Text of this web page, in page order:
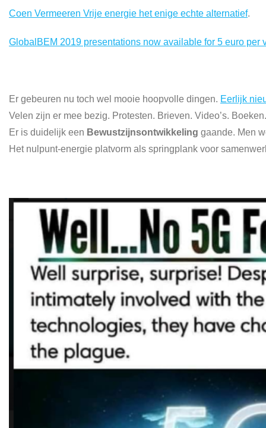
Coen Vermeeren Vrije energie het enige echte alternatief.
GlobalBEM 2019 presentations now available for 5 euro per
Er gebeuren nu toch wel mooie hoopvolle dingen. Eerlijk
Velen zijn er mee bezig. Protesten. Brieven. Video’s.
Er is duidelijk een Bewustzijnsontwikkeling gaande. Men
Het nulpunt-energie platvorm als springplank voor